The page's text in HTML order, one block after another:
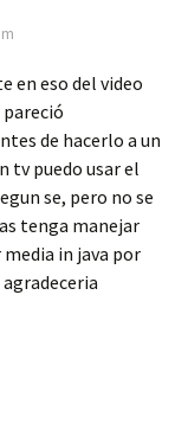
en eso del video
de hacerlo a un
tv puedo usar el
se, pero no se
tenga manejar
in java por